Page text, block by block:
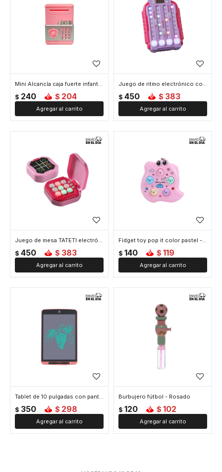
Mini Alcancía caja fuerte infantil - Rosado
$ 240 $ 204
Juego de ritmo electrónico con luces - Rosado
$ 450 $ 383
Juego de mesa TATETI electrónico digital - Rosado
$ 450 $ 383
Fidget toy pop it color pastel - Rosado
$ 140 $ 119
Tablet de 10 pulgadas con pantalla LCD para dibujar - Rosado
$ 350 $ 298
Burbujero fútbol - Rosado
$ 120 $ 102